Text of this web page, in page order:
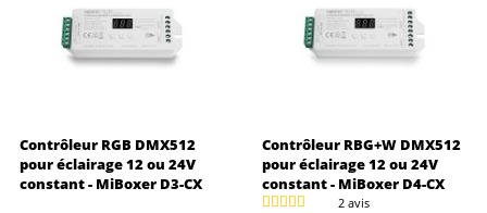
Contrôleur RGB DMX512
pour éclairage 12 ou 24V
constant - MiBoxer D3-CX
Contrôleur RBG+W DMX512
pour éclairage 12 ou 24V
constant - MiBoxer D4-CX
2 avis